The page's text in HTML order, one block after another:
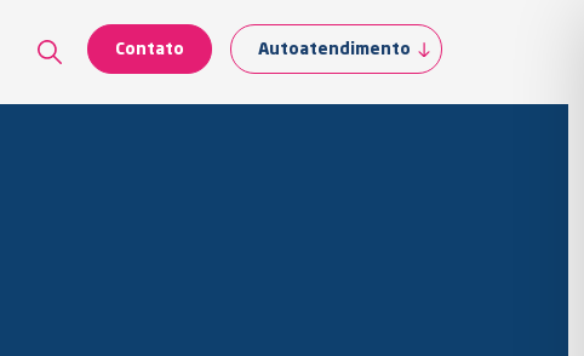
Contato Autoatendimento